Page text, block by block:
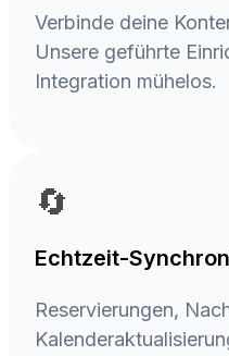
Verbinde deine
Unsere geführte
Integration mühelos.
🔄
Echtzeit-
Reservierungen,